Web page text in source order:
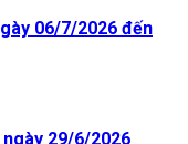
06/7/2026 đến
ngày 29/6/2026